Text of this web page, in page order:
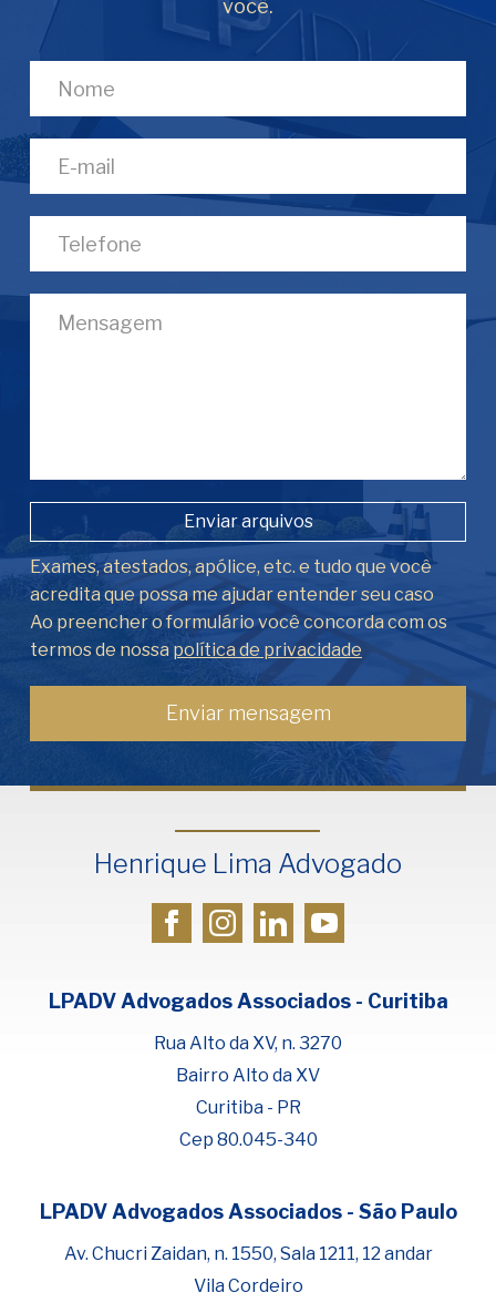
Fale com Henrique Lima
Cadastre-se para começar uma
conversa no WhatsApp
você.
Enviar arquivos
Exames, atestados, apólice, etc. e tudo que você
acredita que possa me ajudar entender seu caso
Ao preencher o formulário você concorda com os
termos de nossa política de privacidade
Henrique Lima Advogado
LPADV Advogados Associados - Curitiba
Rua Alto da XV, n. 3270
Bairro Alto da XV
Curitiba - PR
Cep 80.045-340
LPADV Advogados Associados - São Paulo
Av. Chucri Zaidan, n. 1550, Sala 1211, 12 andar
Vila Cordeiro